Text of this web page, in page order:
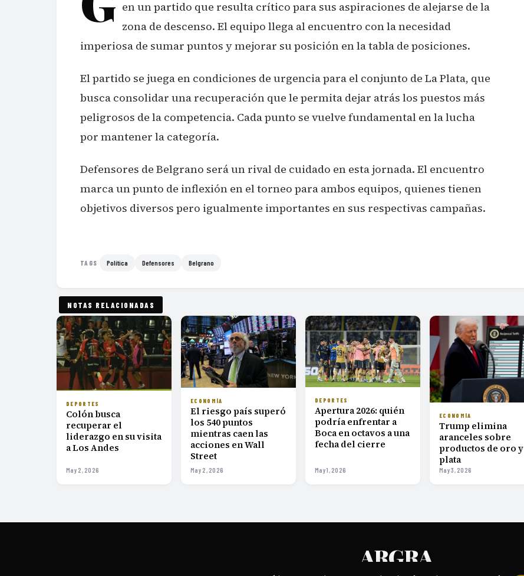
en un partido que resulta crítico para sus aspiraciones de alejarse de la
zona de descenso. El equipo llega al encuentro con la necesidad
imperiosa de sumar puntos y mejorar su posición en la tabla de posiciones.
El partido se juega en condiciones de urgencia para el conjunto de La Plata, que
busca consolidar una recuperación que le permita dejar atrás los puestos más
peligrosos de la competencia. Cada punto se vuelve fundamental en la lucha
por mantener la categoría.
Defensores de Belgrano será un rival de cuidado en esta jornada. El encuentro
marca un punto de inflexión en el torneo para ambos equipos, quienes tienen
objetivos diversos pero igualmente importantes en sus respectivas campañas.
TAGS Política Defensores Belgrano
NOTAS RELACIONADAS
DEPORTES
Colón busca
recuperar el
liderazgo en su visita
a Los Andes
May 2, 2026
ECONOMÍA
El riesgo país superó
los 540 puntos
mientras caen las
acciones en Wall
Street
May 2, 2026
DEPORTES
Apertura 2026: quién
podría enfrentar a
Boca en octavos a una
fecha del cierre
May 1, 2026
ECONOMÍA
Trump elimina
aranceles sobre
productos de oro y
plata
May 3, 2026
ARGRA